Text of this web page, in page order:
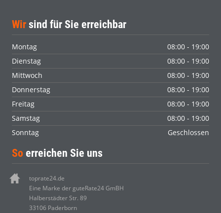
Wir sind für Sie erreichbar
Montag
08:00 - 19:00
Dienstag
08:00 - 19:00
Mittwoch
08:00 - 19:00
Donnerstag
08:00 - 19:00
Freitag
08:00 - 19:00
Samstag
08:00 - 19:00
Sonntag
Geschlossen
So erreichen Sie uns
toprate24.de
Eine Marke der guteRate24 GmBH
Halberstädter Str. 89
33106 Paderborn